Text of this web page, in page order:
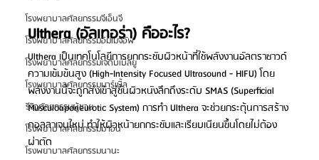
โรงพยาบาลศัลยกรรมจีเอ็นจี
โรงพยาบาลศัลยกรรมอิมเมจอัพ
โรงพยาบาลศัลยกรรมเจดับเบิลยู
โรงพยาบาลศัลยกรรมมาร์เบิ้ล
รีวิวศัลยกรรมผู้ชาย
โรงพยาบาลศัลยกรรมมาอิน
โรงพยาบาลศัลยกรรมนานะ
Ulthera (อัลเทอร่า) คืออะไร?
Ulthera เป็นเทคโนโลยีการยกกระชับผิวหน้าที่ใช้พลังงานอัลตราซาวด์
ความเข้มข้นสูง (High-Intensity Focused Ultrasound - HIFU) โดย
พลังงานนี้จะถูกส่งเข้าสู่ชั้นผิวหนังลึกถึงระดับ SMAS (Superficial
Musculoaponeurotic System) การทำ Ulthera จะช่วยกระตุ้นการสร้าง
คอลลาเจนใหม่ ทำให้ผิวหน้ายกกระชับและเรียบเนียนขึ้นโดยไม่ต้อง
ผ่าตัด